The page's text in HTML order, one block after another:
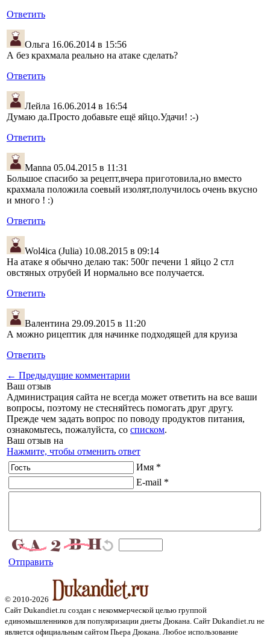
Ответить
Ольга 16.06.2014 в 15:56
А без крахмала реально на атаке сделать?
Ответить
Лейла 16.06.2014 в 16:54
Думаю да.Просто добавьте ещё яйцо.Удачи! :-)
Ответить
Manna 05.04.2015 в 11:31
Большое спасибо за рецепт,вчера приготовила,но вместо
крахмала положила соевый изолят,получилось очень вкусно
и много ! :)
Ответить
Wol4ica (Julia) 10.08.2015 в 09:14
На атаке я обычно делаю так: 500г печени 1 яйцо 2 стл
овстяных отрубей И нормально все получается.
Ответить
Валентина 29.09.2015 в 11:20
А можно рицептик для начинке подходящей для круиза
Ответить
← Предыдущие комментарии
Ваш отзыв
Администрация сайта не всегда может ответить на все ваши
вопросы, поэтому не стесняйтесь помогать друг другу.
Прежде чем задать вопрос по поводу продуктов питания,
ознакомьтесь, пожалуйста, со списком.
Ваш отзыв на
Нажмите, чтобы отменить ответ
Имя *
E-mail *
Отправить
© 2010-2026
Сайт Dukandiet.ru создан с некоммерческой целью группой
единомышленников для популяризации диеты Дюкана. Сайт Dukandiet.ru не
является официальным сайтом Пьера Дюкана. Любое использование